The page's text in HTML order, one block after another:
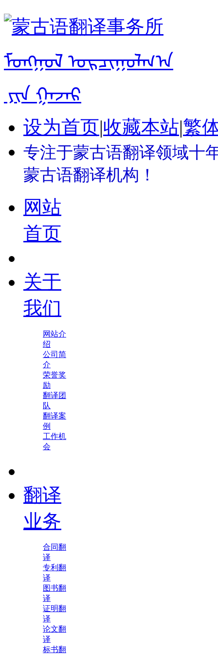
设为首页|收藏本站|繁
专注于蒙古语翻译领域十
蒙古语翻译机构！
网站
首页
关于
我们
网站介
绍
公司简
介
荣誉奖
励
翻译团
队
翻译案
例
工作机
会
翻译
业务
合同翻
译
专利翻
译
图书翻
译
证明翻
译
论文翻
译
标书翻